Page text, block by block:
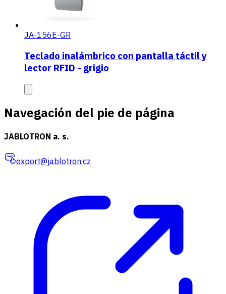
JA-156E-GR
Teclado inalámbrico con pantalla táctil y
lector RFID - grigio
Navegación del pie de página
JABLOTRON a. s.
export@jablotron.cz